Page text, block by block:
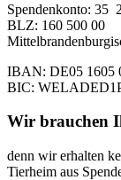
Spendenkonto: 35
BLZ: 160 500 00
IBAN: DE05 1605
BIC:
Wir brauchen
denn wir erhalten
Tierheim aus